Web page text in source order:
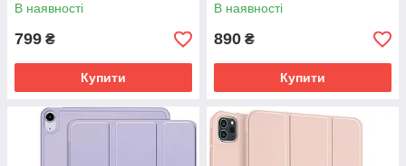
В наявності
799 ₴
Купити
В наявності
890 ₴
Купити